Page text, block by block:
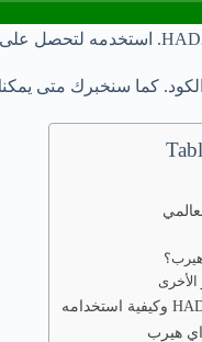
كما سنخبرك متى
هيرب؟
اي هيرب